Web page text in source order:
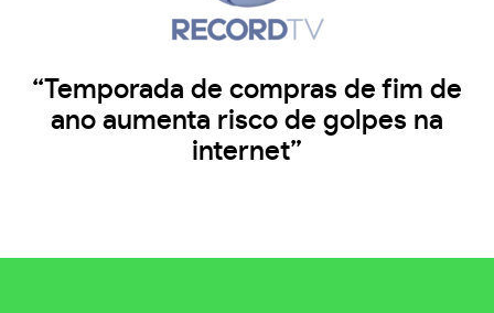
“Temporada de compras de fim de
ano aumenta risco de golpes na
internet”